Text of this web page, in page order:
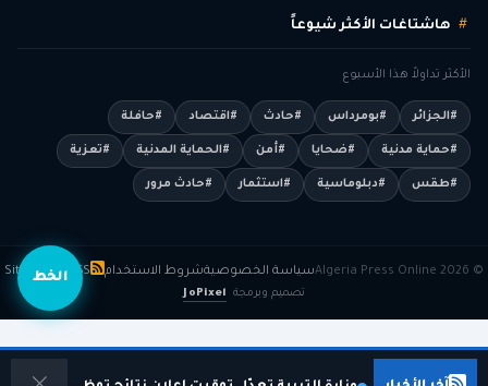
الخط
هاشتاغات الأكثر شيوعاً
الأكثر تداولاً هذا الأسبوع
#الجزائر #بومرداس #حادث #اقتصاد #حافلة
#حماية مدنية #ضحايا #أمن #الحماية المدنية #تعزية
#طقس #دبلوماسية #استثمار #حادث مرور
© 2026 Algeria Press Online سياسة الخصوصيةشروط الاستخدام RSS
Sitemap
تصميم وبرمجة JoPixel